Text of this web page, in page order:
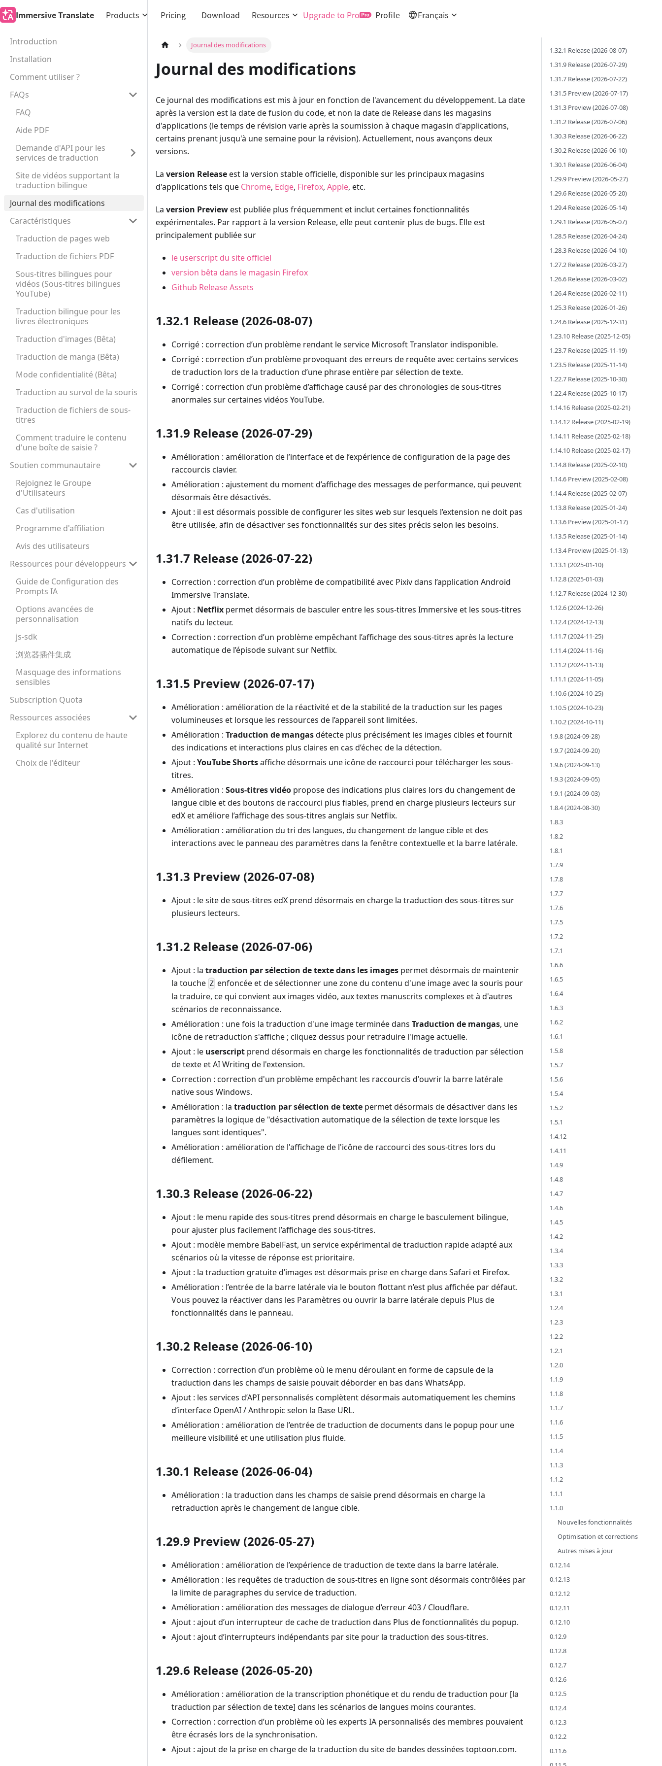
Immersive Translate Products Pricing Download Resources Upgrade to Pro Profile Français
Introduction
Installation
Comment utiliser ?
FAQs
FAQ
Aide PDF
Demande d'API pour les
services de traduction
Site de vidéos supportant la
traduction bilingue
Journal des modifications
Caractéristiques
Traduction de pages web
Traduction de fichiers PDF
Sous-titres bilingues pour
vidéos (Sous-titres bilingues
YouTube)
Traduction bilingue pour les
livres électroniques
Traduction d'images (Bêta)
Traduction de manga (Bêta)
Mode confidentialité (Bêta)
Traduction au survol de la souris
Traduction de fichiers de sous-
titres
Comment traduire le contenu
d'une boîte de saisie ?
Soutien communautaire
Rejoignez le Groupe
d'Utilisateurs
Cas d'utilisation
Programme d'affiliation
Avis des utilisateurs
Ressources pour développeurs
Guide de Configuration des
Prompts IA
Options avancées de
personnalisation
js-sdk
浏览器插件集成
Masquage des informations
sensibles
Subscription Quota
Ressources associées
Explorez du contenu de haute
qualité sur Internet
Choix de l'éditeur
Journal des modifications
Journal des modifications
Ce journal des modifications est mis à jour en fonction de l'avancement du développement. La date
après la version est la date de fusion du code, et non la date de Release dans les magasins
d'applications (le temps de révision varie après la soumission à chaque magasin d'applications,
certains prenant jusqu'à une semaine pour la révision). Actuellement, nous avançons deux
versions.
La version Releaseest la version stable officielle, disponible sur les principaux magasins
d'applications tels que Chrome, Edge, Firefox, Apple, etc.
La version Previewest publiée plus fréquemment et inclut certaines fonctionnalités
expérimentales. Par rapport à la version Release, elle peut contenir plus de bugs. Elle est
principalement publiée sur
le userscript du site officiel
version bêta dans le magasin Firefox
Github Release Assets
1.32.1 Release (2026-08-07)
Corrigé : correction d’un problème rendant le service Microsoft Translator indisponible.
Corrigé : correction d’un problème provoquant des erreurs de requête avec certains services
de traduction lors de la traduction d’une phrase entière par sélection de texte.
Corrigé : correction d’un problème d’affichage causé par des chronologies de sous-titres
anormales sur certaines vidéos YouTube.
1.31.9 Release (2026-07-29)
Amélioration : amélioration de l’interface et de l’expérience de configuration de la page des
raccourcis clavier.
Amélioration : ajustement du moment d’affichage des messages de performance, qui peuvent
désormais être désactivés.
Ajout : il est désormais possible de configurer les sites web sur lesquels l’extension ne doit pas
être utilisée, afin de désactiver ses fonctionnalités sur des sites précis selon les besoins.
1.31.7 Release (2026-07-22)
Correction : correction d’un problème de compatibilité avec Pixiv dans l’application Android
Immersive Translate.
Ajout : Netflix permet désormais de basculer entre les sous-titres Immersive et les sous-titres
natifs du lecteur.
Correction : correction d’un problème empêchant l’affichage des sous-titres après la lecture
automatique de l’épisode suivant sur Netflix.
1.31.5 Preview (2026-07-17)
Amélioration : amélioration de la réactivité et de la stabilité de la traduction sur les pages
volumineuses et lorsque les ressources de l’appareil sont limitées.
Amélioration : Traduction de mangasdétecte plus précisément les images cibles et fournit
des indications et interactions plus claires en cas d’échec de la détection.
Ajout : YouTube Shortsaffiche désormais une icône de raccourci pour télécharger les sous-
titres.
Amélioration : Sous-titres vidéo propose des indications plus claires lors du changement de
langue cible et des boutons de raccourci plus fiables, prend en charge plusieurs lecteurs sur
edX et améliore l’affichage des sous-titres anglais sur Netflix.
Amélioration : amélioration du tri des langues, du changement de langue cible et des
interactions avec le panneau des paramètres dans la fenêtre contextuelle et la barre latérale.
1.31.3 Preview (2026-07-08)
Ajout : le site de sous-titres edX prend désormais en charge la traduction des sous-titres sur
plusieurs lecteurs.
1.31.2 Release (2026-07-06)
Ajout : la traduction par sélection de texte dans les images permet désormais de maintenir
la touche Z enfoncée et de sélectionner une zone du contenu d'une image avec la souris pour
la traduire, ce qui convient aux images vidéo, aux textes manuscrits complexes et à d'autres
scénarios de reconnaissance.
Amélioration : une fois la traduction d'une image terminée dans Traduction de mangas, une
icône de retraduction s'affiche ; cliquez dessus pour retraduire l'image actuelle.
Ajout : le userscript prend désormais en charge les fonctionnalités de traduction par sélection
de texte et AI Writing de l'extension.
Correction : correction d'un problème empêchant les raccourcis d'ouvrir la barre latérale
native sous Windows.
Amélioration : la traduction par sélection de texte permet désormais de désactiver dans les
paramètres la logique de "désactivation automatique de la sélection de texte lorsque les
langues sont identiques".
Amélioration : amélioration de l'affichage de l'icône de raccourci des sous-titres lors du
défilement.
1.30.3 Release (2026-06-22)
Ajout : le menu rapide des sous-titres prend désormais en charge le basculement bilingue,
pour ajuster plus facilement l’affichage des sous-titres.
Ajout : modèle membre BabelFast, un service expérimental de traduction rapide adapté aux
scénarios où la vitesse de réponse est prioritaire.
Ajout : la traduction gratuite d’images est désormais prise en charge dans Safari et Firefox.
Amélioration : l’entrée de la barre latérale via le bouton flottant n’est plus affichée par défaut.
Vous pouvez la réactiver dans les Paramètres ou ouvrir la barre latérale depuis Plus de
fonctionnalités dans le panneau.
1.30.2 Release (2026-06-10)
Correction : correction d’un problème où le menu déroulant en forme de capsule de la
traduction dans les champs de saisie pouvait déborder en bas dans WhatsApp.
Ajout : les services d’API personnalisés complètent désormais automatiquement les chemins
d’interface OpenAI / Anthropic selon la Base URL.
Amélioration : amélioration de l’entrée de traduction de documents dans le popup pour une
meilleure visibilité et une utilisation plus fluide.
1.30.1 Release (2026-06-04)
Amélioration : la traduction dans les champs de saisie prend désormais en charge la
retraduction après le changement de langue cible.
1.29.9 Preview (2026-05-27)
Amélioration : amélioration de l’expérience de traduction de texte dans la barre latérale.
Amélioration : les requêtes de traduction de sous-titres en ligne sont désormais contrôlées par
la limite de paragraphes du service de traduction.
Amélioration : amélioration des messages de dialogue d’erreur 403 / Cloudflare.
Ajout : ajout d’un interrupteur de cache de traduction dans Plus de fonctionnalités du popup.
Ajout : ajout d’interrupteurs indépendants par site pour la traduction des sous-titres.
1.29.6 Release (2026-05-20)
Amélioration : amélioration de la transcription phonétique et du rendu de traduction pour [la
traduction par sélection de texte] dans les scénarios de langues moins courantes.
Correction : correction d’un problème où les experts IA personnalisés des membres pouvaient
être écrasés lors de la synchronisation.
Ajout : ajout de la prise en charge de la traduction du site de bandes dessinées toptoon.com.
1.32.1 Release (2026-08-07)
1.31.9 Release (2026-07-29)
1.31.7 Release (2026-07-22)
1.31.5 Preview (2026-07-17)
1.31.3 Preview (2026-07-08)
1.31.2 Release (2026-07-06)
1.30.3 Release (2026-06-22)
1.30.2 Release (2026-06-10)
1.30.1 Release (2026-06-04)
1.29.9 Preview (2026-05-27)
1.29.6 Release (2026-05-20)
1.29.4 Release (2026-05-14)
1.29.1 Release (2026-05-07)
1.28.5 Release (2026-04-24)
1.28.3 Release (2026-04-10)
1.27.2 Release (2026-03-27)
1.26.6 Release (2026-03-02)
1.26.4 Release (2026-02-11)
1.25.3 Release (2026-01-26)
1.24.6 Release (2025-12-31)
1.23.10 Release (2025-12-05)
1.23.7 Release (2025-11-19)
1.23.5 Release (2025-11-14)
1.22.7 Release (2025-10-30)
1.22.4 Release (2025-10-17)
1.14.16 Release (2025-02-21)
1.14.12 Release (2025-02-19)
1.14.11 Release (2025-02-18)
1.14.10 Release (2025-02-17)
1.14.8 Release (2025-02-10)
1.14.6 Preview (2025-02-08)
1.14.4 Release (2025-02-07)
1.13.8 Release (2025-01-24)
1.13.6 Preview (2025-01-17)
1.13.5 Release (2025-01-14)
1.13.4 Preview (2025-01-13)
1.13.1 (2025-01-10)
1.12.8 (2025-01-03)
1.12.7 Release (2024-12-30)
1.12.6 (2024-12-26)
1.12.4 (2024-12-13)
1.11.7 (2024-11-25)
1.11.4 (2024-11-16)
1.11.2 (2024-11-13)
1.11.1 (2024-11-05)
1.10.6 (2024-10-25)
1.10.5 (2024-10-23)
1.10.2 (2024-10-11)
1.9.8 (2024-09-28)
1.9.7 (2024-09-20)
1.9.6 (2024-09-13)
1.9.3 (2024-09-05)
1.9.1 (2024-09-03)
1.8.4 (2024-08-30)
1.8.3
1.8.2
1.8.1
1.7.9
1.7.8
1.7.7
1.7.6
1.7.5
1.7.2
1.7.1
1.6.6
1.6.5
1.6.4
1.6.3
1.6.2
1.6.1
1.5.8
1.5.7
1.5.6
1.5.4
1.5.2
1.5.1
1.4.12
1.4.11
1.4.9
1.4.8
1.4.7
1.4.6
1.4.5
1.4.2
1.3.4
1.3.3
1.3.2
1.3.1
1.2.4
1.2.3
1.2.2
1.2.1
1.2.0
1.1.9
1.1.8
1.1.7
1.1.6
1.1.5
1.1.4
1.1.3
1.1.2
1.1.1
1.1.0
Nouvelles fonctionnalités
Optimisation et corrections
Autres mises à jour
0.12.14
0.12.13
0.12.12
0.12.11
0.12.10
0.12.9
0.12.8
0.12.7
0.12.6
0.12.5
0.12.4
0.12.3
0.12.2
0.11.6